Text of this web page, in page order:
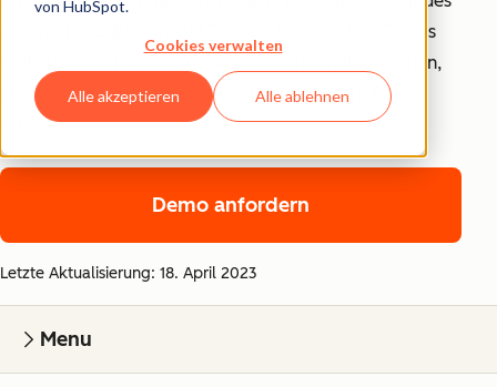
von HubSpot.
Cookies verwalten
Alle akzeptieren Alle ablehnen
unserer Produkte sowohl Tools, mit denen Ihre Teams
mühelos Compliance-Anforderungen erfüllen können,
als auch eine Sicherheitsinfrastruktur, die Ihre Daten
schützt.
Demo anfordern
Letzte Aktualisierung: 18. April 2023
Menu